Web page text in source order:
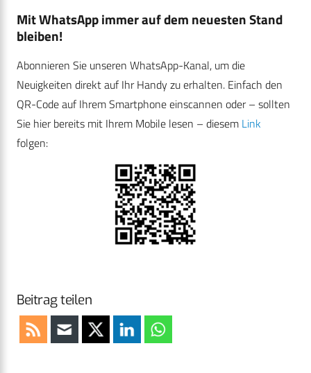
Mit WhatsApp immer auf dem neuesten Stand
bleiben!
Abonnieren Sie unseren WhatsApp-Kanal, um die
Neuigkeiten direkt auf Ihr Handy zu erhalten. Einfach den
QR-Code auf Ihrem Smartphone einscannen oder – sollten
Sie hier bereits mit Ihrem Mobile lesen – diesem Link
folgen:
Beitrag teilen